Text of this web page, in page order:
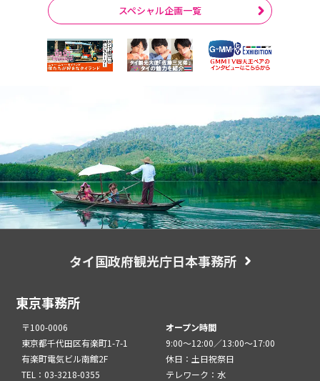
スペシャル企画一覧
タイ国政府観光庁日本事務所
東京事務所
〒100-0006
東京都千代田区有楽町1-7-1
有楽町電気ビル南館2F
TEL：03-3218-0355
オープン時間
9:00～12:00／13:00～17:00
休日：土日祝祭日
テレワーク：水